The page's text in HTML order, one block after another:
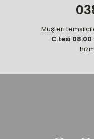
Müşteri
C.tesi 08:00